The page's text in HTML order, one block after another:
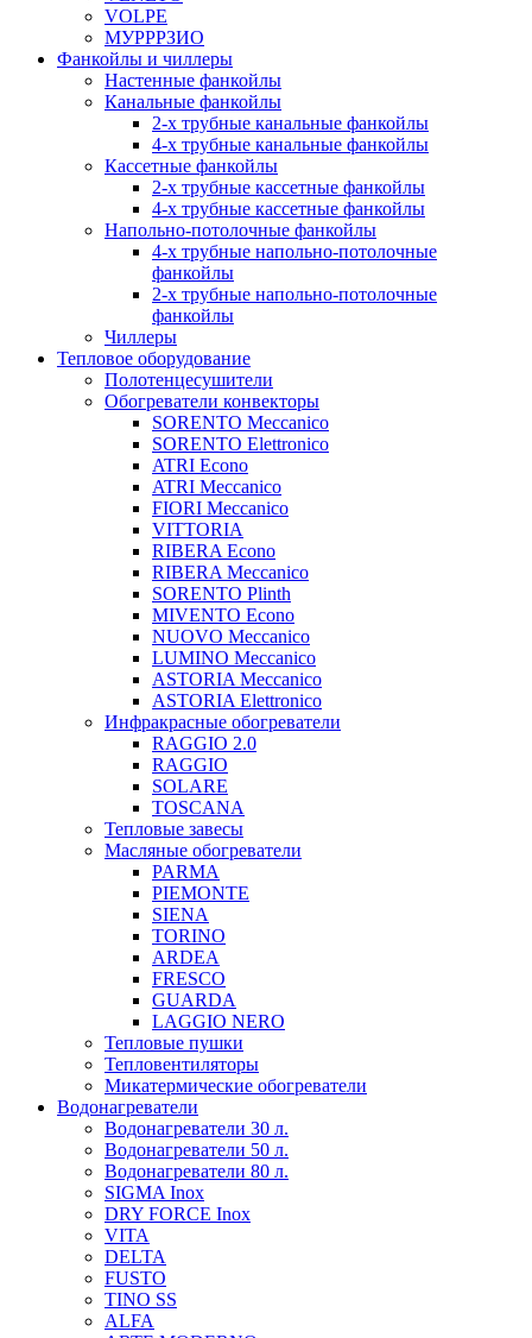
VOLPE
МУРРРЗИО
Фанкойлы и чиллеры
Настенные фанкойлы
Канальные фанкойлы
2-х трубные канальные фанкойлы
4-х трубные канальные фанкойлы
Кассетные фанкойлы
2-х трубные кассетные фанкойлы
4-х трубные кассетные фанкойлы
Напольно-потолочные фанкойлы
4-х трубные напольно-потолочные
фанкойлы
2-х трубные напольно-потолочные
фанкойлы
Чиллеры
Тепловое оборудование
Полотенцесушители
Обогреватели конвекторы
SORENTO Meccanico
SORENTO Elettronico
ATRI Econo
ATRI Meccanico
FIORI Meccanico
VITTORIA
RIBERA Econo
RIBERA Meccanico
SORENTO Plinth
MIVENTO Econo
NUOVO Meccanico
LUMINO Meccanico
ASTORIA Meccanico
ASTORIA Elettronico
Инфракрасные обогреватели
RAGGIO 2.0
RAGGIO
SOLARE
TOSCANA
Тепловые завесы
Масляные обогреватели
PARMA
PIEMONTE
SIENA
TORINO
ARDEA
FRESCO
GUARDA
LAGGIO NERO
Тепловые пушки
Тепловентиляторы
Микатермические обогреватели
Водонагреватели
Водонагреватели 30 л.
Водонагреватели 50 л.
Водонагреватели 80 л.
SIGMA Inox
DRY FORCE Inox
VITA
DELTA
FUSTO
TINO SS
ALFA